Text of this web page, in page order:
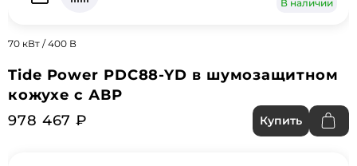
В наличии
70 кВт / 400 В
Tide Power PDC88-YD в шумозащитном
кожухе с АВР
978 467 ₽
Купить